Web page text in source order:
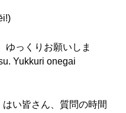
ゆっくりお願いしま
Yukkuri onegai
い皆さん、質問の時間